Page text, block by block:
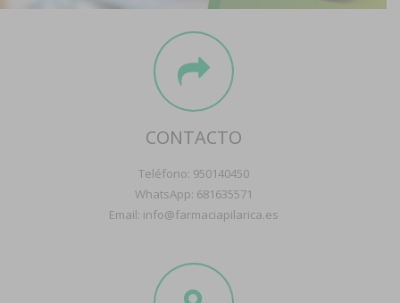
Boletín
CONTACTO
Teléfono: 950140450
WhatsApp: 681635571
Email: info@farmaciapilarica.es